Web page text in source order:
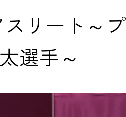
リート～プ
選手～